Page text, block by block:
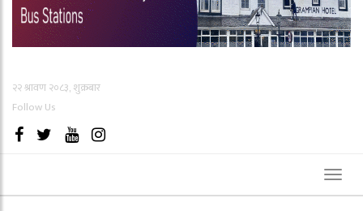
२२ श्रावण २०८३, शुक्रबार
Follow Us